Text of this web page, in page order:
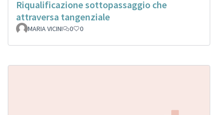
Riqualificazione sottopassaggio che
attraversa tangenziale
MARIA VICINI 0 0